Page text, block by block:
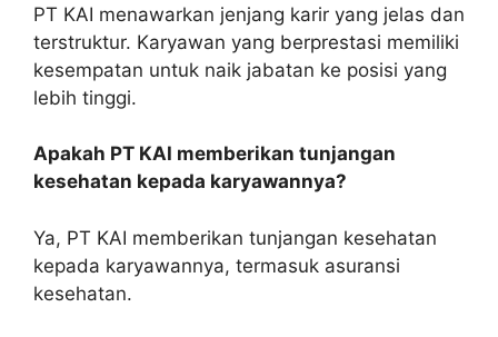
PT KAI menawarkan jenjang karir yang jelas dan
terstruktur. Karyawan yang berprestasi memiliki
kesempatan untuk naik jabatan ke posisi yang
lebih tinggi.
Apakah PT KAI memberikan tunjangan
kesehatan kepada karyawannya?
Ya, PT KAI memberikan tunjangan kesehatan
kepada karyawannya, termasuk asuransi
kesehatan.